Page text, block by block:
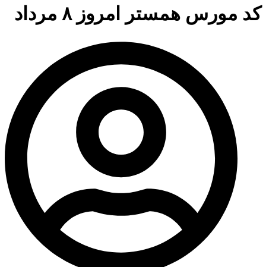
کد مورس همستر امروز ۸ مرداد